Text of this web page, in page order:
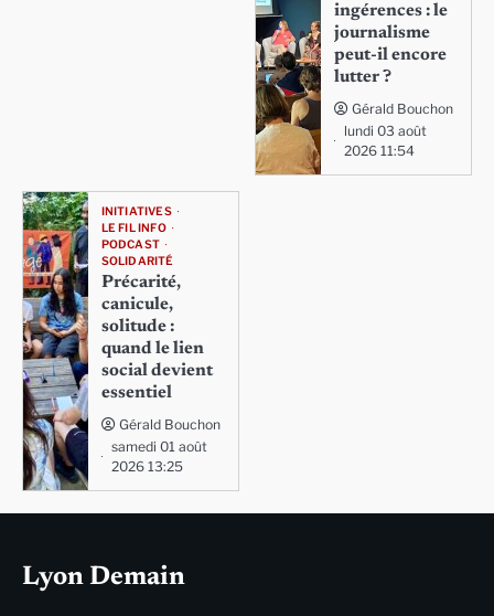
ingérences : le
journalisme
peut-il encore
lutter ?
Gérald Bouchon
lundi 03 août
2026 11:54
INITIATIVES
LE FIL INFO
PODCAST
SOLIDARITÉ
Précarité,
canicule,
solitude :
quand le lien
social devient
essentiel
Gérald Bouchon
samedi 01 août
2026 13:25
Lyon Demain